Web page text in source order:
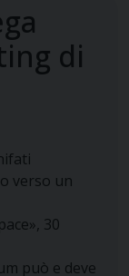
di
verso un
30
può e deve